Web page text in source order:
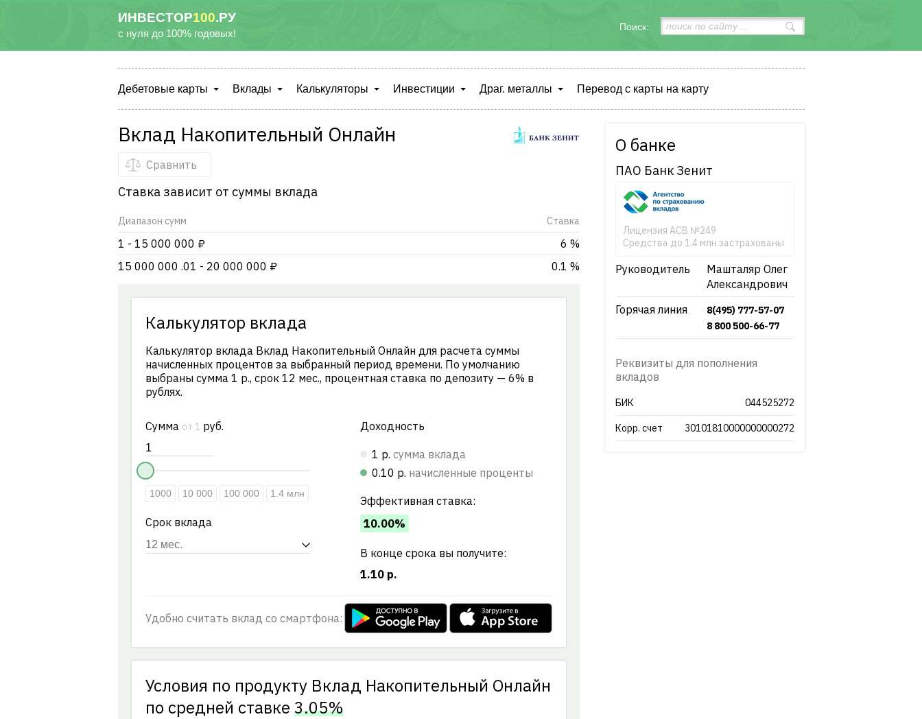
ИНВЕСТОР100.РУ
с нуля до 100% годовых!
Поиск:
Дебетовые карты Вклады Калькуляторы Инвестиции Драг. металлы Перевод с карты на карту
Вклад Накопительный Онлайн
Сравнить
Ставка зависит от суммы вклада
Диапазон сумм
1 - 15 000 000 ₽
Cтавка
6 %
15 000 000 .01 - 20 000 000 ₽
0.1 %
Калькулятор вклада
Калькулятор вклада Вклад Накопительный Онлайн для расчета суммы
начисленных процентов за выбранный период времени. По умолчанию
выбраны сумма 1 р., срок 12 мес., процентная ставка по депозиту — 6% в
рублях.
Сумма от 1 руб.
1000 10 000 100 000 1.4 млн
Срок вклада
Доходность
1 р. сумма вклада
0.10 р. начисленные проценты
Эффективная ставка:
10.00%
В конце срока вы получите:
1.10 р.
Удобно считать вклад со смартфона:
Условия по продукту Вклад Накопительный Онлайн
по cредней ставке 3.05%
О банке
ПАО Банк Зенит
Лицензия АСВ №249
Средства до 1.4 млн застрахованы
Руководитель
Машталяр Олег
Александрович
Горячая линия
8(495) 777-57-07
8 800 500-66-77
Реквизиты для пополнения
вкладов
БИК 044525272
Корр. счет 30101810000000000272